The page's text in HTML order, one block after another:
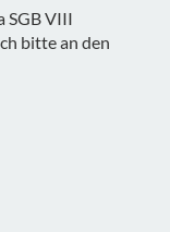
SGB VIII
bitte an den